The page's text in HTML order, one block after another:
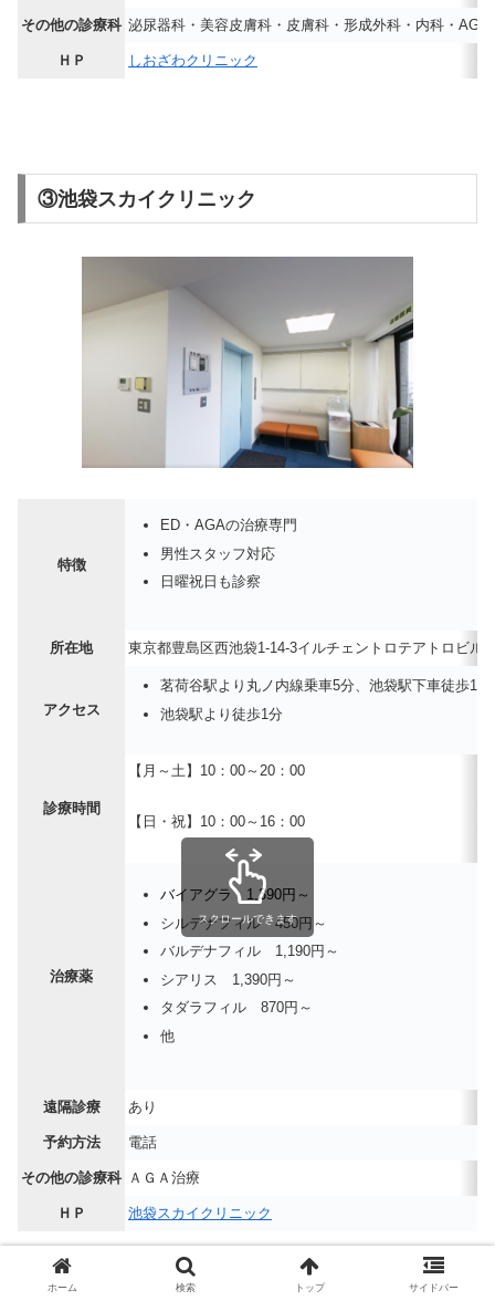
その他の診療科 泌尿器科・美容皮膚科・皮膚科・形成外科・内科・AGA
ＨＰ しおざわクリニック
③池袋スカイクリニック
特徴
ED・AGAの治療専門
男性スタッフ対応
日曜祝日も診察
所在地 東京都豊島区西池袋1-14-3イルチェントロテアトロビ
アクセス
茗荷谷駅より丸ノ内線乗車5分、池袋駅下車徒歩1分
池袋駅より徒歩1分
診療時間
【月～土】10：00～20：00
【日・祝】10：00～16：00
治療薬
バイアグラ 1,390円～
シルデナフィル 450円～
バルデナフィル 1,190円～
シアリス 1,390円～
タダラフィル 870円～
他
遠隔診療 あり
予約方法 電話
その他の診療科 ＡＧＡ治療
ＨＰ 池袋スカイクリニック
スクロールできます
ホーム 検索 トップ サイドバー